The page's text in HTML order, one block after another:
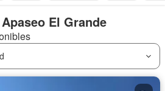
El Grande